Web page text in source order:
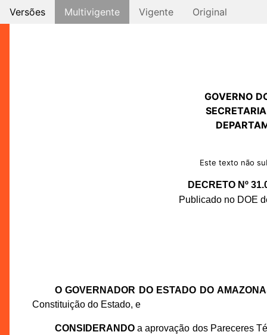
Versões Multivigente Vigente Original
GOVERNO
Este texto não
DECRETO Nº
Publicado no DOE
O GOVERNADOR DO ESTADO DO
Constituição do Estado, e
CONSIDERANDOa aprovação dos Pareceres